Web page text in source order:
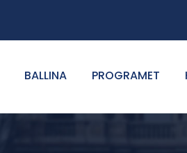
BALLINA PROGRAMET